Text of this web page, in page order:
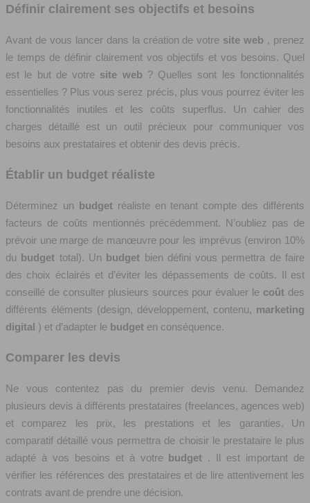
Définir clairement ses objectifs et besoins
Avant de vous lancer dans la création de votre site web , prenez
le temps de définir clairement vos objectifs et vos besoins. Quel
est le but de votre site web ? Quelles sont les fonctionnalités
essentielles ? Plus vous serez précis, plus vous pourrez éviter les
fonctionnalités inutiles et les coûts superflus. Un cahier des
charges détaillé est un outil précieux pour communiquer vos
besoins aux prestataires et obtenir des devis précis.
Établir un budget réaliste
Déterminez un budget réaliste en tenant compte des différents
facteurs de coûts mentionnés précédemment. N’oubliez pas de
prévoir une marge de manœuvre pour les imprévus (environ 10%
du budget total). Un budget bien défini vous permettra de faire
des choix éclairés et d’éviter les dépassements de coûts. Il est
conseillé de consulter plusieurs sources pour évaluer le coût des
différents éléments (design, développement, contenu, marketing
digital ) et d’adapter le budget en conséquence.
Comparer les devis
Ne vous contentez pas du premier devis venu. Demandez
plusieurs devis à différents prestataires (freelances, agences web)
et comparez les prix, les prestations et les garanties. Un
comparatif détaillé vous permettra de choisir le prestataire le plus
adapté à vos besoins et à votre budget . Il est important de
vérifier les références des prestataires et de lire attentivement les
contrats avant de prendre une décision.